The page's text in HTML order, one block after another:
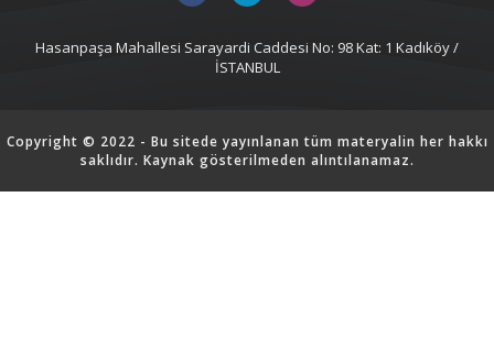
Hasanpaşa Mahallesi Sarayardi Caddesi No: 98 Kat: 1 Kadıköy /
İSTANBUL
Copyright © 2022 - Bu sitede yayınlanan tüm materyalin her hakkı
saklıdır. Kaynak gösterilmeden alıntılanamaz.